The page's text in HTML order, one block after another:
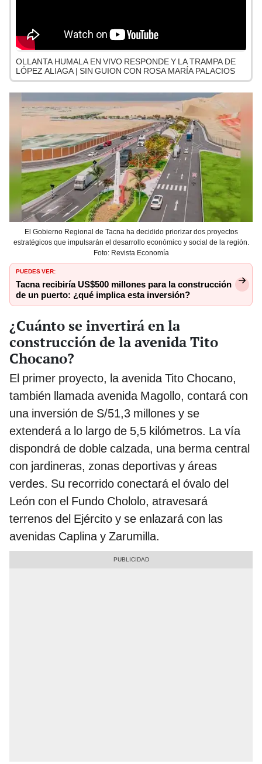
OLLANTA HUMALA EN VIVO RESPONDE Y LA TRAMPA DE
LÓPEZ ALIAGA | SIN GUION CON ROSA MARÍA PALACIOS
El Gobierno Regional de Tacna ha decidido priorizar dos proyectos
estratégicos que impulsarán el desarrollo económico y social de la región.
Foto: Revista Economía
PUEDES VER:
Tacna recibiría US$500 millones para la construcción
de un puerto: ¿qué implica esta inversión?
¿Cuánto se invertirá en la
construcción de la avenida Tito
Chocano?
El primer proyecto, la avenida Tito Chocano,
también llamada avenida Magollo, contará con
una inversión de S/51,3 millones y se
extenderá a lo largo de 5,5 kilómetros. La vía
dispondrá de doble calzada, una berma central
con jardineras, zonas deportivas y áreas
verdes. Su recorrido conectará el óvalo del
León con el Fundo Chololo, atravesará
terrenos del Ejército y se enlazará con las
avenidas Caplina y Zarumilla.